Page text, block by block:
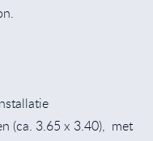
(ca. 3.65 x 3.40), met